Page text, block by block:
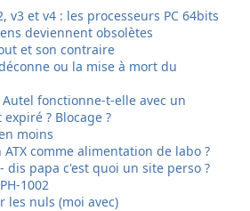
e
r
p
a
e
m
a
i
l
e
r
p
a
E
m
a
i
l
e
r
p
a
s
m
s
e
r
p
a
S
M
S
v3 et v4 : les processeurs PC 64bits
deviennent obsolètes
et son contraire
ou la mise à mort du
fonctionne-t-elle avec un
? Blocage ?
moins
comme alimentation de labo ?
dis papa c'est quoi un site perso ?
1002
les nuls (moi avec)